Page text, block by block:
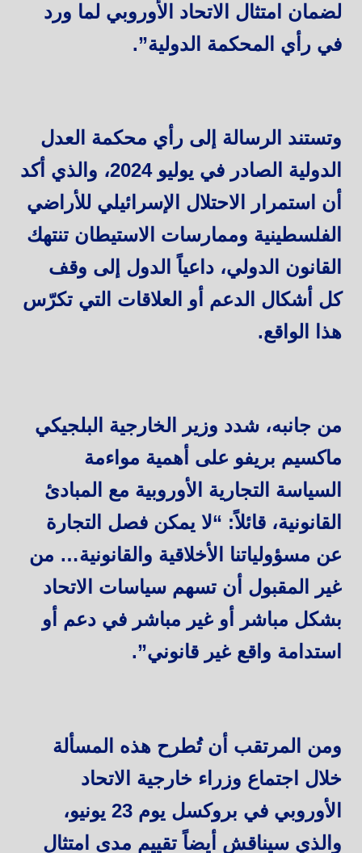
لضمان امتثال الاتحاد الأوروبي لما ورد
في رأي المحكمة الدولية”.
وتستند الرسالة إلى رأي محكمة العدل
الدولية الصادر في يوليو 2024، والذي أكد
أن استمرار الاحتلال الإسرائيلي للأراضي
الفلسطينية وممارسات الاستيطان تنتهك
القانون الدولي، داعياً الدول إلى وقف
كل أشكال الدعم أو العلاقات التي تكرّس
هذا الواقع.
من جانبه، شدد وزير الخارجية البلجيكي
ماكسيم بريفو على أهمية مواءمة
السياسة التجارية الأوروبية مع المبادئ
القانونية، قائلاً: “لا يمكن فصل التجارة
عن مسؤولياتنا الأخلاقية والقانونية… من
غير المقبول أن تسهم سياسات الاتحاد
بشكل مباشر أو غير مباشر في دعم أو
استدامة واقع غير قانوني”.
ومن المرتقب أن تُطرح هذه المسألة
خلال اجتماع وزراء خارجية الاتحاد
الأوروبي في بروكسل يوم 23 يونيو،
والذي سيناقش أيضاً تقييم مدى امتثال